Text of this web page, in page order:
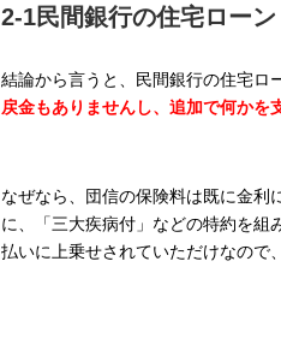
2-1民間銀行の住宅ローン
結論から言うと、民間銀行の住宅ロ
戻金もありませんし、追加で何かを
なぜなら、団信の保険料は既に金利
に、「三大疾病付」などの特約を組
払いに上乗せされていただけなので